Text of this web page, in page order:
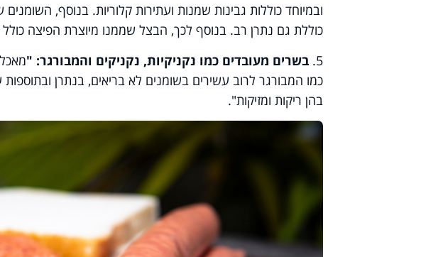
ובמיוחד כוללות גבינות שמנות ועתירות קלוריות. בנוסף,
כוללת גם נתרן רב. בנוסף לכך, הבצל שממנו מיוצרת הפיצה כולל
5. בשרים מעובדים כמו נקניקיות, נקניקים והמבורגר: "
כמו המבורגר לרוב עשירים בשומנים לא בריאים, בנתרן ובתוספות
בהן ריקות ומזיקות".